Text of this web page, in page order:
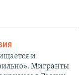
и
Мигранты